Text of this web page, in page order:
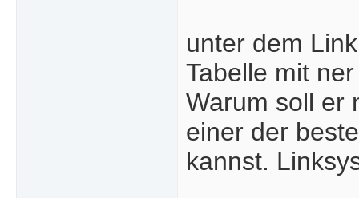
unter dem
Tabelle mit
Warum soll er
einer der
kannst.